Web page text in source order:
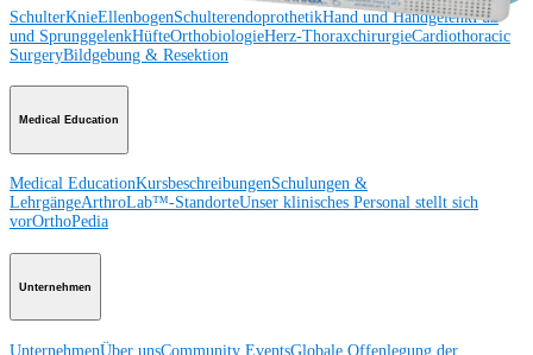
SchulterKnieEllenbogenSchulterendoprothetikHand und HandgelenkFuß
und SprunggelenkHüfteOrthobiologieHerz-ThoraxchirurgieCardiothoracic
SurgeryBildgebung & Resektion
Medical Education
Medical EducationKursbeschreibungenSchulungen &
LehrgängeArthroLab™-StandorteUnser klinisches Personal stellt sich
vorOrthoPedia
Unternehmen
UnternehmenÜber unsCommunity EventsGlobale Offenlegung der